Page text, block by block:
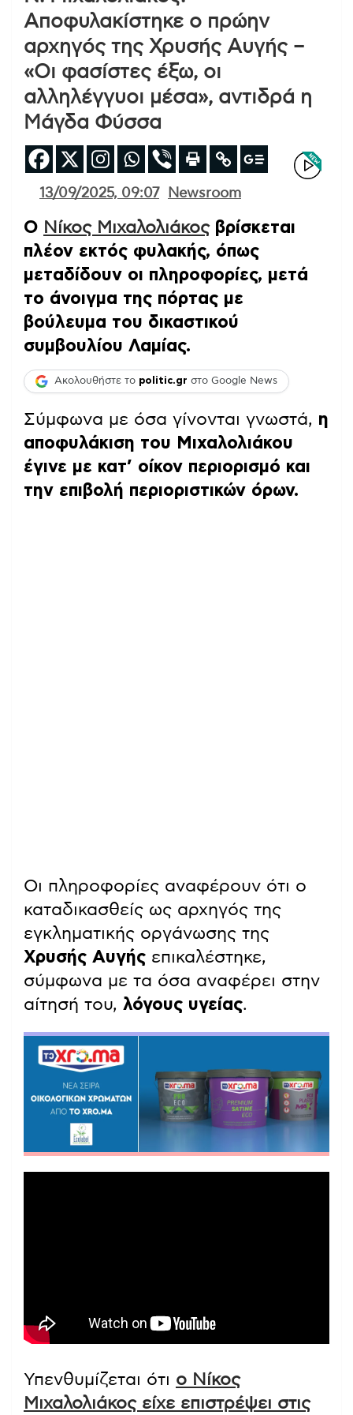
Αποφυλακίστηκε ο πρώην
αρχηγός της Χρυσής Αυγής –
«Οι φασίστες έξω, οι
αλληλέγγυοι μέσα», αντιδρά η
Μάγδα Φύσσα
13/09/2025, 09:07 Newsroom
Ο Νίκος Μιχαλολιάκοςβρίσκεται
πλέον εκτός φυλακής, όπως
μεταδίδουν οι πληροφορίες, μετά
το άνοιγμα της πόρτας με
βούλευμα του δικαστικού
συμβουλίου Λαμίας.
Ακολουθήστε το politic.gr στο Google News
Σύμφωνα με όσα γίνονται γνωστά, η
αποφυλάκιση του Μιχαλολιάκου
έγινε με κατ’ οίκον περιορισμό και
την επιβολή περιοριστικών όρων.
Οι πληροφορίες αναφέρουν ότι ο
καταδικασθείς ως αρχηγός της
εγκληματικής οργάνωσης της
Χρυσής Αυγής επικαλέστηκε,
σύμφωνα με τα όσα αναφέρει στην
αίτησή του, λόγους υγείας.
Υπενθυμίζεται ότι ο Νίκος
Μιχαλολιάκος είχε επιστρέψει στις